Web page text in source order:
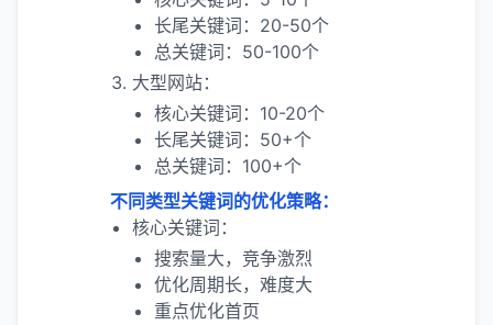
长尾关键词：20-50个
总关键词：50-100个
大型网站：
核心关键词：10-20个
长尾关键词：50+个
总关键词：100+个
不同类型关键词的优化策略：
核心关键词：
搜索量大，竞争激烈
优化周期长，难度大
重点优化首页